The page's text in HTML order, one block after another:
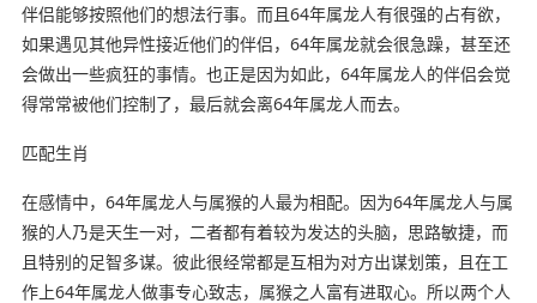
伴侣能够按照他们的想法行事。而且64年属龙人有很强的占有欲，
如果遇见其他异性接近他们的伴侣，64年属龙就会很急躁，甚至还
会做出一些疯狂的事情。也正是因为如此，64年属龙人的伴侣会觉
得常常被他们控制了，最后就会离64年属龙人而去。
匹配生肖
在感情中，64年属龙人与属猴的人最为相配。因为64年属龙人与属
猴的人乃是天生一对，二者都有着较为发达的头脑，思路敏捷，而
且特别的足智多谋。彼此很经常都是互相为对方出谋划策，且在工
作上64年属龙人做事专心致志，属猴之人富有进取心。所以两个人